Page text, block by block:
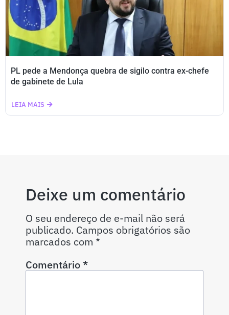
PL pede a Mendonça quebra de sigilo contra ex-chefe
de gabinete de Lula
LEIA MAIS
Deixe um comentário
O seu endereço de e-mail não será
publicado. Campos obrigatórios são
marcados com *
Comentário*